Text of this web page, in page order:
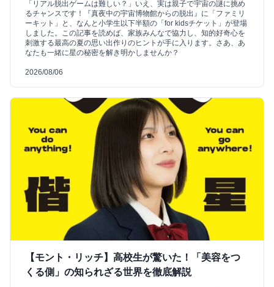
「リアル脱出ゲームは難しい？」いえ、実は親子で宇宙の謎に挑め
るチャンスです！『真夜中の宇宙博物館からの脱出』に「ファミリ
ーキット」と、なんと小学生以下半額の「for kidsチケット」が登場
しました。この記事を読めば、家族みんなで協力し、知的好奇心を
刺激する最高の夏の思い出作りのヒントが手に入ります。さあ、あ
なたも一緒に星の秘密を解き明かしませんか？
2026/08/06
【モント・リッチ】高校生が驚いた！「美容をつ
くる側」の知られざる世界を徹底解説